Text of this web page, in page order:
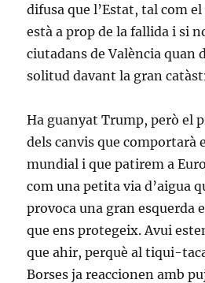
difusa que l’Estat, tal com
està a prop de la fallida i si
ciutadans de València quan
solitud davant la gran
Ha guanyat Trump, però el
dels canvis que comportarà
mundial i que patirem a
com una petita via d’aigua
provoca una gran esquerda
que ens protegeix. Avui
que ahir, perquè al tiqui-
Borses ja reaccionen amb